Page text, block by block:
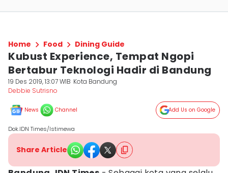
Home Food Dining Guide
Kubust Experience, Tempat Ngopi
Bertabur Teknologi Hadir di Bandung
19 Des 2019, 13:07 WIB Kota Bandung
Debbie Sutrisno
News Channel Add Us on Google
Dok.IDN Times/Istimewa
Share Article